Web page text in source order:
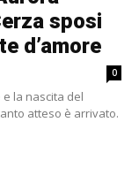
sposi
d’amore
0
la nascita del
atteso è arrivato.